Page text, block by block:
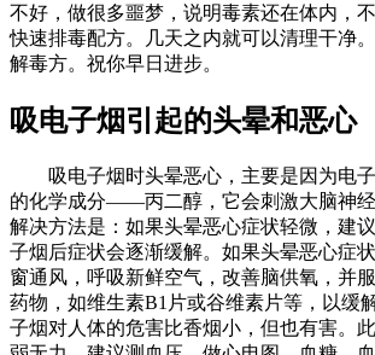
不好，做很多噩梦，说明毒素还在体内，
快速排毒配方。几天之内就可以清理干净
解毒方。祝你早日进步。
吸电子烟引起的头晕和恶心
吸电子烟时头晕恶心，主要是因为电
的化学成分——丙二醇，它会刺激大脑神经
解决方法是：如果头晕恶心症状轻微，建
子烟后症状会逐渐缓解。如果头晕恶心症
窗通风，呼吸新鲜空气，改善脑供氧，并
药物，如维生素B1片或谷维素片等，以缓
子烟对人体的危害比香烟小，但也有害。